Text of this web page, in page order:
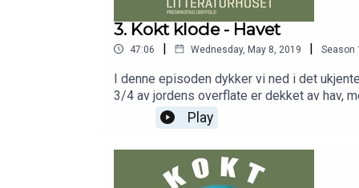
3. Kokt klode - Havet
47:06 | Wednesday, May 8, 2019 | Season
I denne episoden dykker vi ned i det
3/4 av jordens overflate er dekket av hav,
skrevet boken "Havlandet" og tar oss med
kysten har formet Norge. Og om hvordan
og hvordan de kolossale mengdene med
havet blir surt? Klarer vi å endre måten vi
Fredrikstad 30. april 2019Produsent:
Play